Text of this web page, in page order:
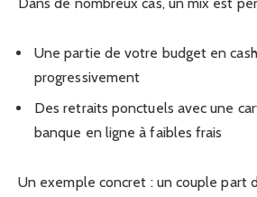
Une partie de votre budget en
progressivement
Des retraits ponctuels avec une
banque en ligne à faibles frais
Un exemple concret : un couple part